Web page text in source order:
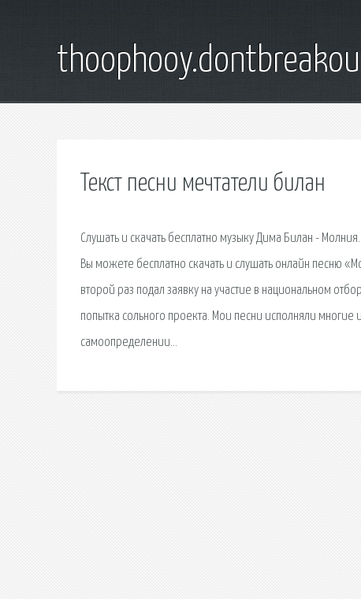
Текст песни мечтатели билан
Слушать и скачать бесплатно музыку Дима Билан -
Вы можете бесплатно скачать и слушать онлайн песню
второй раз подал заявку на участие в национальном
попытка сольного проекта. Мои песни исполняли
самоопределении…